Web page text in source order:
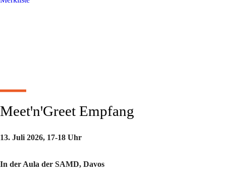
MeetꞌnꞌGreet Empfang
13. Juli 2026, 17-18 Uhr
In der Aula der SAMD, Davos